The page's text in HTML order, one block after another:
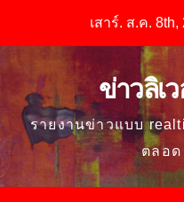
content
เสาร์. ส.ค. 8th,
ข่าวลิเ
รายงานข่าวแบบ
ตลอด